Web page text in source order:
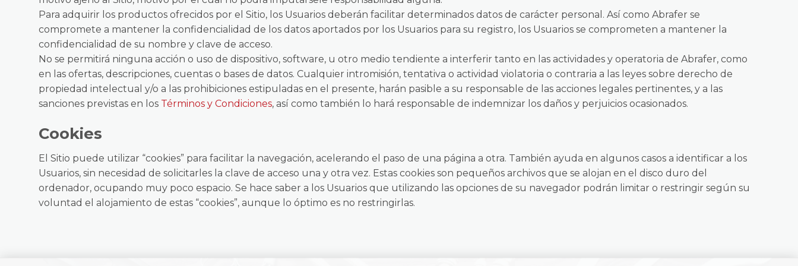
Para adquirir los productos ofrecidos por el Sitio, los Usuarios deberán facilitar determinados datos de carácter personal. Así como Abrafer se
compromete a mantener la confidencialidad de los datos aportados por los Usuarios para su registro, los Usuarios se comprometen a mantener la
confidencialidad de su nombre y clave de acceso.
No se permitirá ninguna acción o uso de dispositivo, software, u otro medio tendiente a interferir tanto en las actividades y operatoria de Abrafer, como
en las ofertas, descripciones, cuentas o bases de datos. Cualquier intromisión, tentativa o actividad violatoria o contraria a las leyes sobre derecho de
propiedad intelectual y/o a las prohibiciones estipuladas en el presente, harán pasible a su responsable de las acciones legales pertinentes, y a las
sanciones previstas en los Términos y Condiciones, así como también lo hará responsable de indemnizar los daños y perjuicios ocasionados.
Cookies
El Sitio puede utilizar “cookies” para facilitar la navegación, acelerando el paso de una página a otra. También ayuda en algunos casos a identificar a los
Usuarios, sin necesidad de solicitarles la clave de acceso una y otra vez. Estas cookies son pequeños archivos que se alojan en el disco duro del
ordenador, ocupando muy poco espacio. Se hace saber a los Usuarios que utilizando las opciones de su navegador podrán limitar o restringir según su
voluntad el alojamiento de estas “cookies”, aunque lo óptimo es no restringirlas.